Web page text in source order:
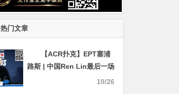
热门文章
【ACR扑克】EPT塞浦
路斯 | 中国Ren Lin最后一场
10/26